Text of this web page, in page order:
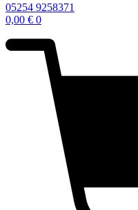
05254 9258371
0,00 € 0